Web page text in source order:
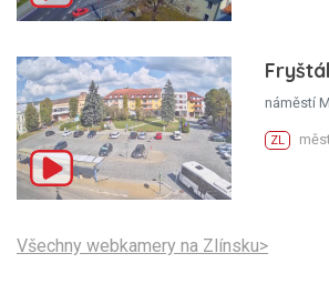
náměstí
ZL
Všechny webkamery na Zlínsku>